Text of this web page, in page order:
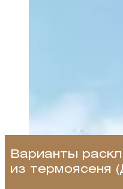
Варианты
из термоясеня